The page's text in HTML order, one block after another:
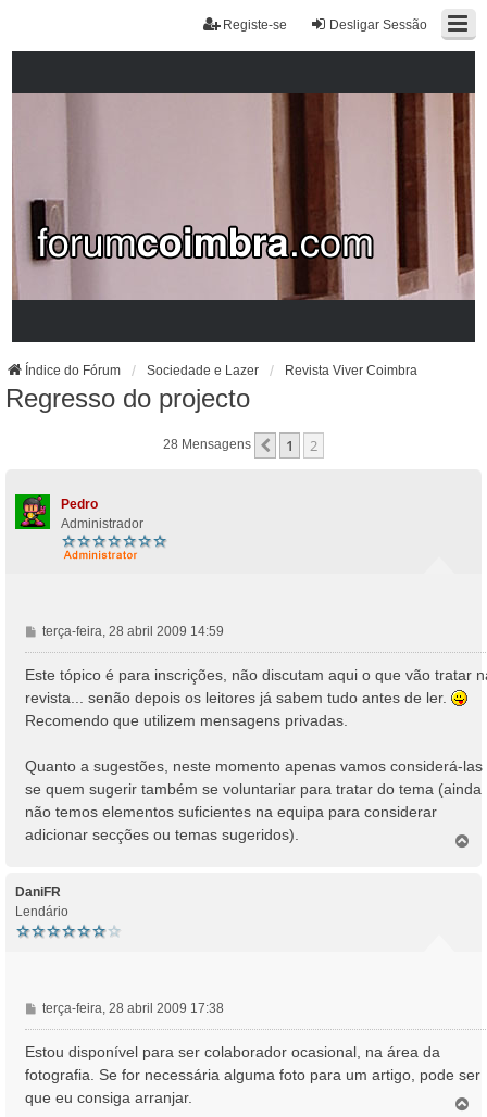
Desligar Sessão
Registe-se
Índice do Fórum Sociedade e Lazer Revista Viver Coimbra
Regresso do projecto
28 Mensagens Anterior
1 2
Pedro
Administrador
M
e
n
g
m
terça-feira, 28 abril 2009 14:59
Este tópico é para inscrições, não discutam aqui o que vão tratar
revista... senão depois os leitores já sabem tudo antes de ler.
Recomendo que utilizem mensagens privadas.
Quanto a sugestões, neste momento apenas vamos considerá-las
se quem sugerir também se voluntariar para tratar do tema (ainda
não temos elementos suficientes na equipa para considerar
adicionar secções ou temas sugeridos).
DaniFR
Lendário
M
e
n
g
terça-feira, 28 abril 2009 17:38
Estou disponível para ser colaborador ocasional, na área da
fotografia. Se for necessária alguma foto para um artigo, pode ser
que eu consiga arranjar.